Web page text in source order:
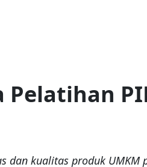
Pelatihan
dan kualitas produk